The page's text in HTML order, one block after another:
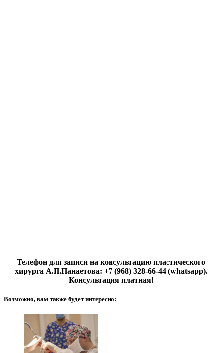
Телефон для записи на консультацию пластического
хирурга А.П.Панаетова: +7 (968) 328-66-44 (whatsapp).
Консультация платная!
Возможно, вам также будет интересно: